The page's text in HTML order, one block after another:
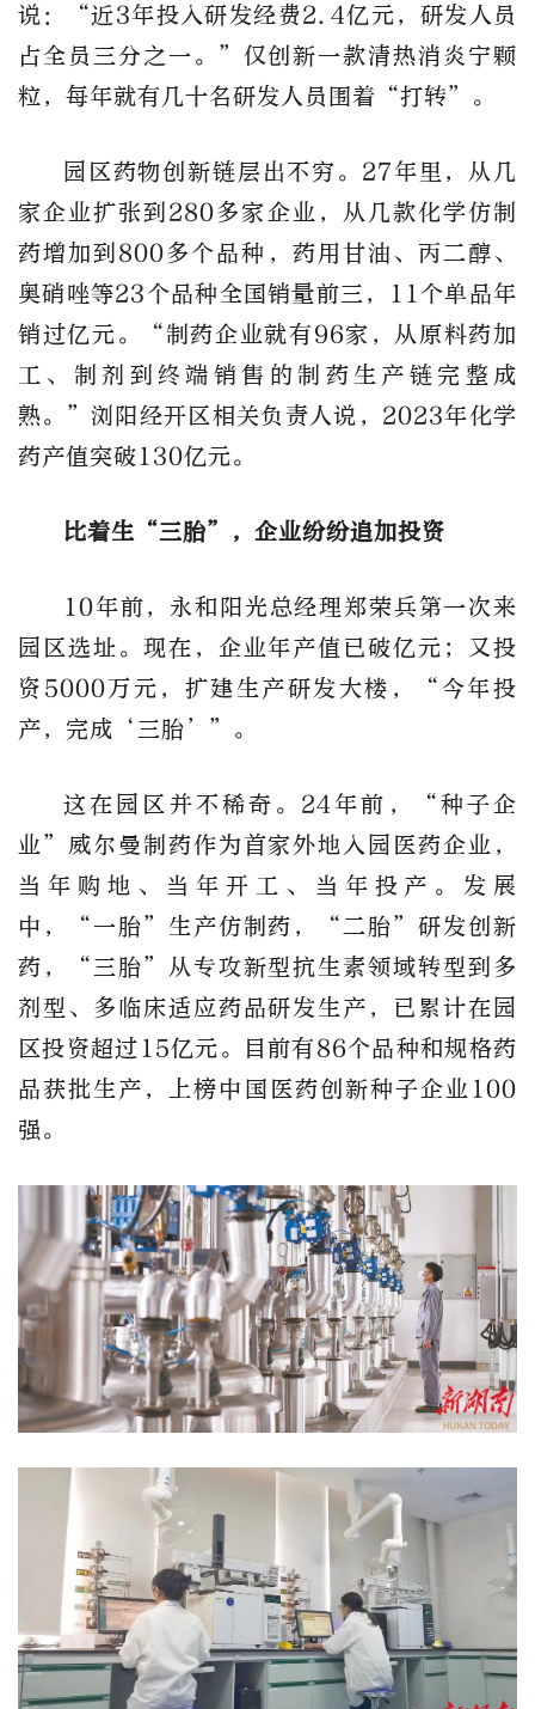
说：“近3年投入研发经费2.4亿元，研发人员
占全员三分之一。”仅创新一款清热消炎宁颗
粒，每年就有几十名研发人员围着“打转”。
园区药物创新链层出不穷。27年里，从几
家企业扩张到280多家企业，从几款化学仿制
药增加到800多个品种，药用甘油、丙二醇、
奥硝唑等23个品种全国销量前三，11个单品年
销过亿元。“制药企业就有96家，从原料药加
工、制剂到终端销售的制药生产链完整成
熟。”浏阳经开区相关负责人说，2023年化学
药产值突破130亿元。
比着生“三胎”，企业纷纷追加投资
10年前，永和阳光总经理郑荣兵第一次来
园区选址。现在，企业年产值已破亿元；又投
资5000万元，扩建生产研发大楼，“今年投
产，完成‘三胎’”。
这在园区并不稀奇。24年前，“种子企
业”威尔曼制药作为首家外地入园医药企业，
当年购地、当年开工、当年投产。发展
中，“一胎”生产仿制药，“二胎”研发创新
药，“三胎”从专攻新型抗生素领域转型到多
剂型、多临床适应药品研发生产，已累计在园
区投资超过15亿元。目前有86个品种和规格药
品获批生产，上榜中国医药创新种子企业100
强。